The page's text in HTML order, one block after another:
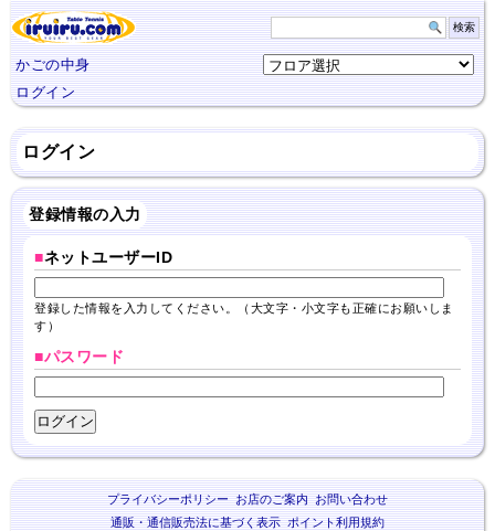
かごの中身
ログイン
ログイン
登録情報の入力
■ネットユーザーID
登録した情報を入力してください。（大文字・小文字も正確にお願いしま
す）
■パスワード
プライバシーポリシー お店のご案内 お問い合わせ
通販・通信販売法に基づく表示 ポイント利用規約